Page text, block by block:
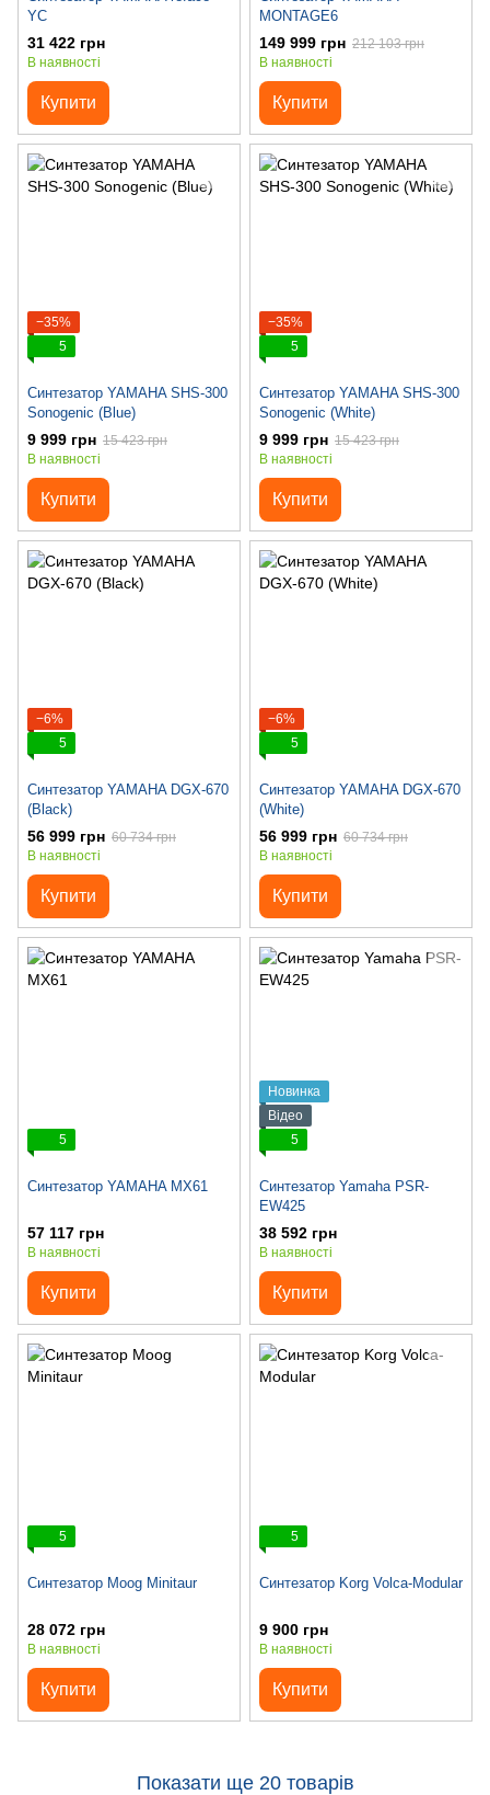
YC
31 422 грн
В наявності
Купити
MONTAGE6
149 999 грн 212 103 грн
В наявності
Купити
−35%
5
Синтезатор YAMAHA SHS-300
Sonogenic (Blue)
9 999 грн 15 423 грн
В наявності
Купити
−35%
5
Синтезатор YAMAHA SHS-300
Sonogenic (White)
9 999 грн 15 423 грн
В наявності
Купити
−6%
5
Синтезатор YAMAHA DGX-670
(Black)
56 999 грн 60 734 грн
В наявності
Купити
−6%
5
Синтезатор YAMAHA DGX-670
(White)
56 999 грн 60 734 грн
В наявності
Купити
5
Синтезатор YAMAHA MX61
57 117 грн
В наявності
Купити
Новинка
Відео
5
Синтезатор Yamaha PSR-
EW425
38 592 грн
В наявності
Купити
5
Синтезатор Moog Minitaur
28 072 грн
В наявності
Купити
5
Синтезатор Korg Volca-Modular
9 900 грн
В наявності
Купити
Показати ще 20 товарів